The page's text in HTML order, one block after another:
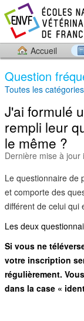
Accueil
Question
Toutes les catégories
J'ai formulé
rempli leur
le même ?
Dernière mise à jour
Le questionnaire de
et comporte des
différent de celui qui
Les deux
Si vous ne
votre inscription
régulièrement.
dans la case «